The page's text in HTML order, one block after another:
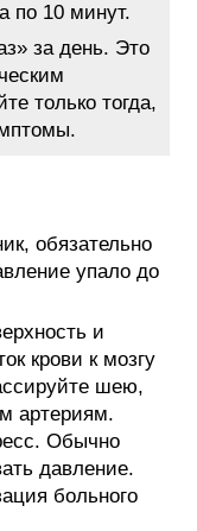
по 10 минут.
за день. Это
только тогда,
обязательно
упало до
и
крови к мозгу
шею,
артериям.
Обычно
давление.
больного